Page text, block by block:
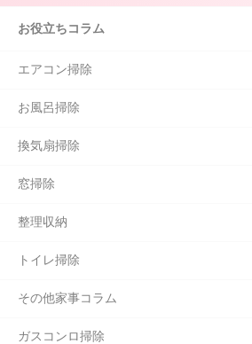
お役立ちコラム
エアコン掃除
お風呂掃除
換気扇掃除
窓掃除
整理収納
トイレ掃除
その他家事コラム
ガスコンロ掃除